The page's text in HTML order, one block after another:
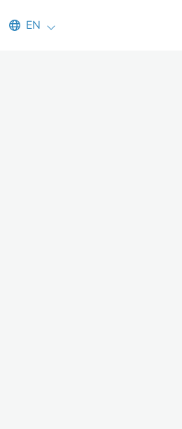
Select an available language
EN